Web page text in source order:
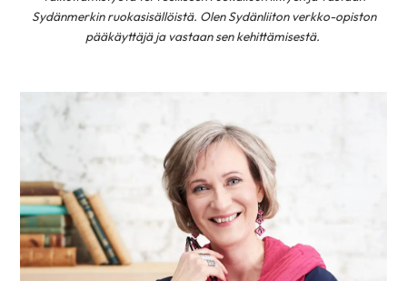
Sydänmerkin ruokasisällöistä. Olen Sydänliiton verkko-opiston
pääkäyttäjä ja vastaan sen kehittämisestä.